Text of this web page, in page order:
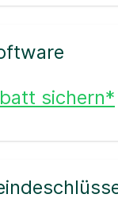
sichern*